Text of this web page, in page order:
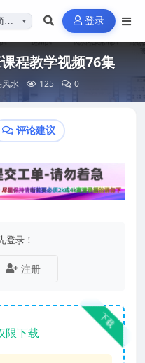
体…▼ 登录
程教学视频76集
风水 125 0
评论建议
登录！
注册
下载
限下载